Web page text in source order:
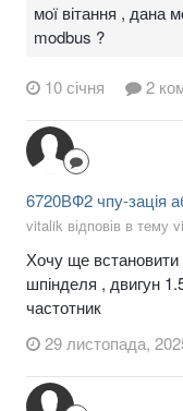
мої вітання , дана
modbus ?
10 січня 2
6720ВФ2 чпу-зація
vitalik відповів в тему
Хочу ще встановити
шпінделя , двигун
частотник
29 листопада,